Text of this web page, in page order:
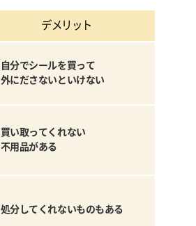
デメリット
自分でシールを買って
外にださないといけない
買い取ってくれない
不用品がある
処分してくれないものもある